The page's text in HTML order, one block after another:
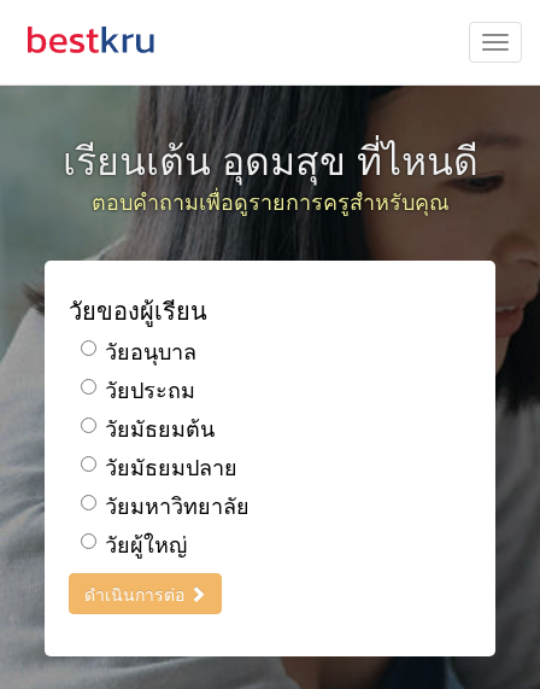
เรียนเต้น อุดมสุข ที่ไหนดี
ตอบคำถามเพื่อดูรายการครูสำหรับคุณ
วัยของผู้เรียน
วัยอนุบาล
วัยประถม
วัยมัธยมต้น
วัยมัธยมปลาย
วัยมหาวิทยาลัย
วัยผู้ใหญ่
ดำเนินการต่อ